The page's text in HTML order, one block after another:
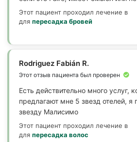
Этот пациент проходил лечение в
для пересадка бровей
Rodriguez Fabián R.
Этот отзыв пациента был проверен
Есть действительно много услуг,
предлагают мне 5 звезд отелей, я
звезду Малисимо
Этот пациент проходил лечение в
для пересадка волос